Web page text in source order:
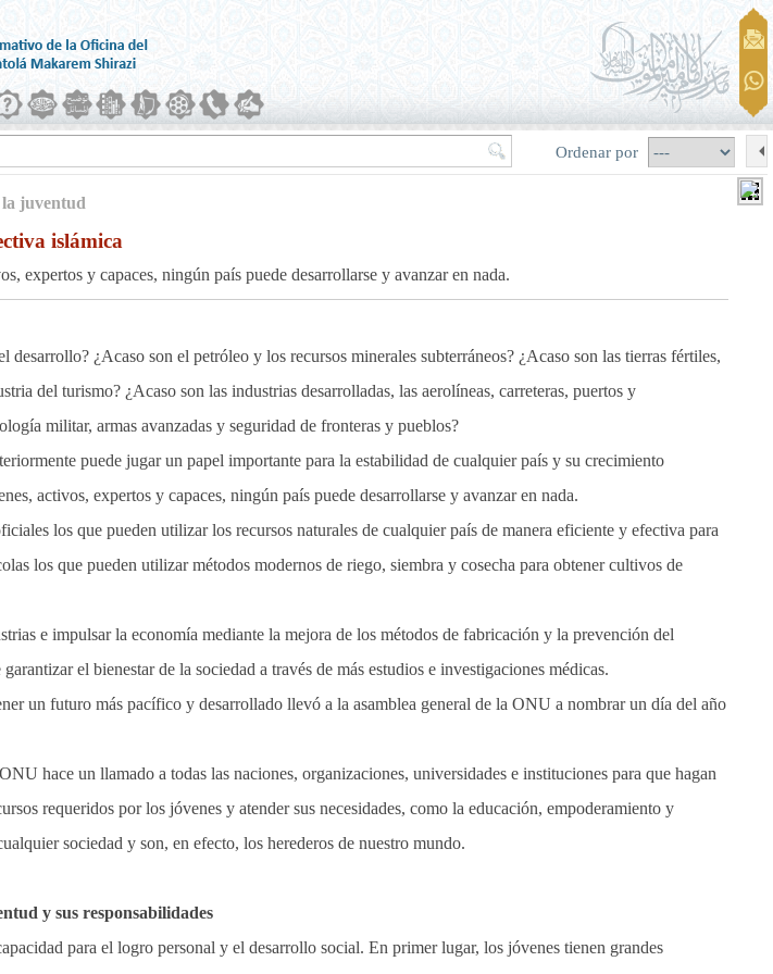
Ordenar por
la juventud
islámica
expertos y capaces, ningún país puede desarrollarse y avanzar en nada.
desarrollo? ¿Acaso son el petróleo y los recursos minerales subterráneos? ¿Acaso son las tierras fértiles,
del turismo? ¿Acaso son las industrias desarrolladas, las aerolíneas, carreteras, puertos y
militar, armas avanzadas y seguridad de fronteras y pueblos?
puede jugar un papel importante para la estabilidad de cualquier país y su crecimiento
activos, expertos y capaces, ningún país puede desarrollarse y avanzar en nada.
los que pueden utilizar los recursos naturales de cualquier país de manera eficiente y efectiva para
los que pueden utilizar métodos modernos de riego, siembra y cosecha para obtener cultivos de
e impulsar la economía mediante la mejora de los métodos de fabricación y la prevención del
el bienestar de la sociedad a través de más estudios e investigaciones médicas.
un futuro más pacífico y desarrollado llevó a la asamblea general de la ONU a nombrar un día del año
hace un llamado a todas las naciones, organizaciones, universidades e instituciones para que hagan
requeridos por los jóvenes y atender sus necesidades, como la educación, empoderamiento y
sociedad y son, en efecto, los herederos de nuestro mundo.
y sus responsabilidades
para el logro personal y el desarrollo social. En primer lugar, los jóvenes tienen grandes